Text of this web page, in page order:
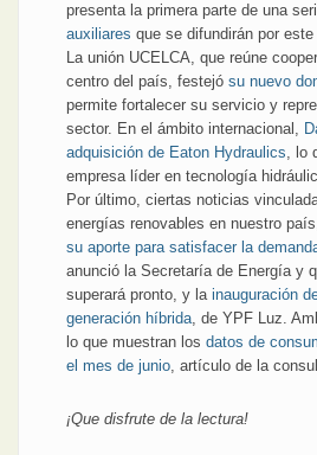
presenta la primera parte de una
auxiliares que se difundirán por este
La unión UCELCA, que reúne
centro del país, festejó su nuevo
permite fortalecer su servicio y
sector. En el ámbito internacional,
adquisición de Eaton Hydraulics, lo
empresa líder en tecnología
Por último, ciertas noticias
energías renovables en nuestro
su aporte para satisfacer la
anunció la Secretaría de Energía y
superará pronto, y la inauguración
generación híbrida, de YPF Luz.
lo que muestran los datos de
el mes de junio, artículo de la
¡Que disfrute de la lectura!